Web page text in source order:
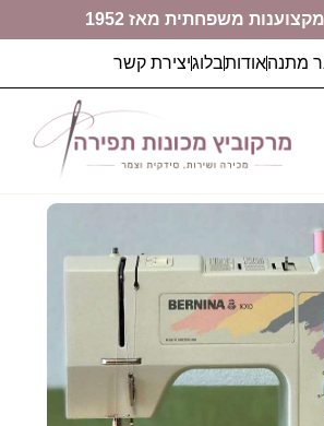
משפחתית מאז 1952
מתנהאודותבלוגיצירת קשר